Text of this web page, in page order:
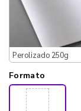
Perolizado 250g
Formato